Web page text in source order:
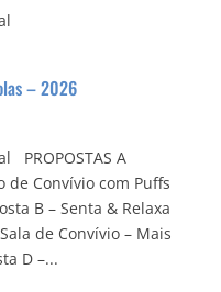
– 2026
PROPOSTAS A
de Convívio com Puffs
B – Senta & Relaxa
de Convívio – Mais
D –...